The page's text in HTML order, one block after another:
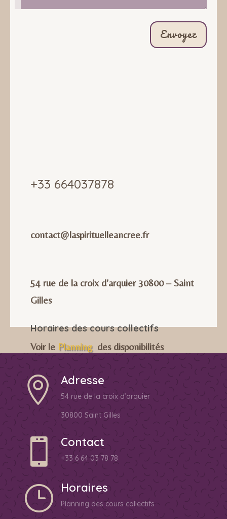
Envoyez
+33 664037878
contact@laspirituelleancree.fr
54 rue de la croix d’arquier 30800 – Saint
Gilles
Horaires des cours collectifs
Voir le Planning des disponibilités
 Adresse
54 rue de la croix d’arquier
30800 Saint Gilles
 Contact
+33 6 64 03 78 78
} Horaires
Planning des cours collectifs